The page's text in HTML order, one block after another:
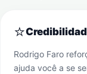
⭐
Rodrigo Faro
ajuda você a se